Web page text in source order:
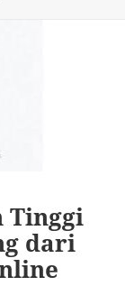
Tinggi
dari